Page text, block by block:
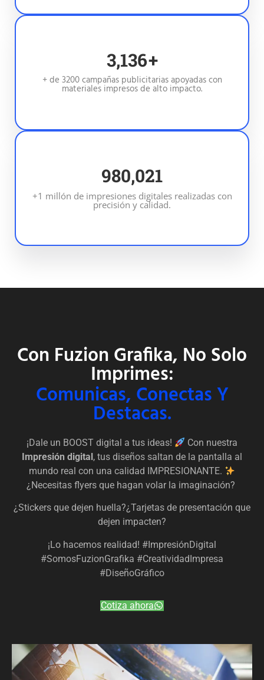
3,200+
+ de 3200 campañas publicitarias apoyadas con
materiales impresos de alto impacto.
1,000,000
+1 millón de impresiones digitales realizadas con
precisión y calidad.
Con Fuzion Grafika, No Solo
Imprimes:
Comunicas, Conectas Y
Destacas.
¡Dale un BOOST digital a tus ideas!
Con nuestra
Impresión digital, tus diseños saltan de la pantalla al
mundo real con una calidad IMPRESIONANTE.
¿Necesitas flyers que hagan volar la imaginación?
¿Stickers que dejen huella?¿Tarjetas de presentación que
dejen impacten?
¡Lo hacemos realidad! #ImpresiónDigital
#SomosFuzionGrafika #CreatividadImpresa
#DiseñoGráfico
Cotiza ahora